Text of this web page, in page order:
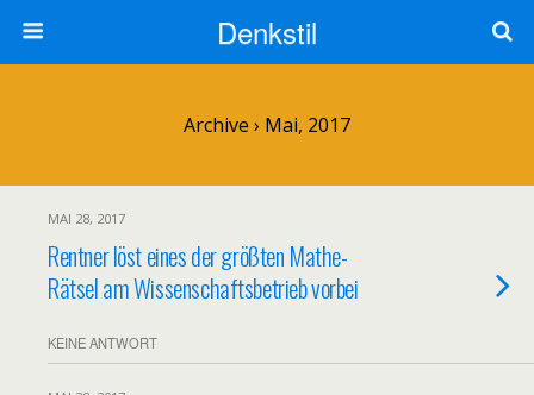
Denkstil
Archive › Mai, 2017
MAI 28, 2017
Rentner löst eines der größten Mathe-
Rätsel am Wissenschaftsbetrieb vorbei
KEINE ANTWORT